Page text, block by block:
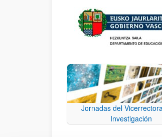
Jornadas del
Investigación